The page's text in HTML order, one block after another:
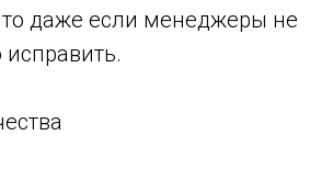
даже если менеджеры не